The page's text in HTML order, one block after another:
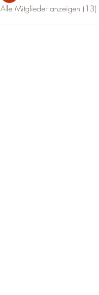
Alle Mitglieder anzeigen (13)